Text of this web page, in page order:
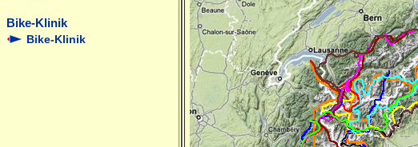
Bike-Klinik
Bike-Klinik